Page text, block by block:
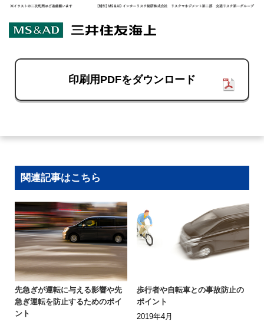
印刷用PDFをダウンロード
関連記事はこちら
先急ぎが運転に与える影響や先
急ぎ運転を防止するためのポイ
ント
歩行者や自転車との事故防止の
ポイント
2019年4月